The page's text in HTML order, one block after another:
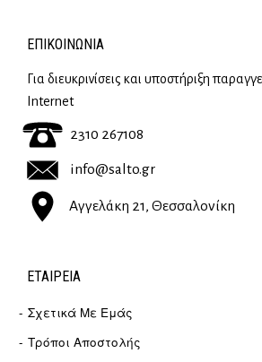
ΕΠΙΚΟΙΝΩΝΊΑ
Για διευκρινίσεις και υποστήριξη
Internet
2310 267108
info@salto.gr
Αγγελάκη 21, Θεσσαλονίκη
ΕΤΑΙΡΕΊΑ
Σχετικά Με Εμάς
Τρόποι Αποστολής